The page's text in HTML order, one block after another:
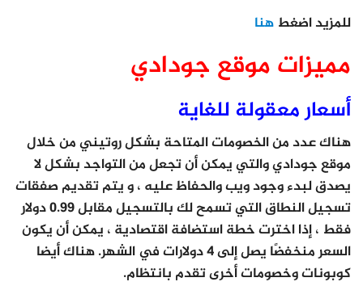
للمزيد اضغط هنا
مميزات موقع جودادي
أسعار معقولة للغاية
هناك عدد من الخصومات المتاحة بشكل روتيني من خلال
موقع جودادي والتي يمكن أن تجعل من التواجد بشكل لا
يصدق لبدء وجود ويب والحفاظ عليه ، و يتم تقديم صفقات
تسجيل النطاق التي تسمح لك بالتسجيل مقابل 0.99 دولار
فقط ، إذا اخترت خطة استضافة اقتصادية ، يمكن أن يكون
السعر منخفضًا يصل إلى 4 دولارات في الشهر. هناك أيضا
كوبونات وخصومات أخرى تقدم بانتظام.